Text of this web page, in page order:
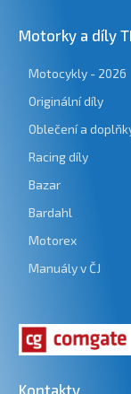
Motorky a díly
Motocykly - 2026
Originální díly
Oblečení a
Racing díly
Bazar
Bardahl
Motorex
Manuály v ČJ
Kontakty